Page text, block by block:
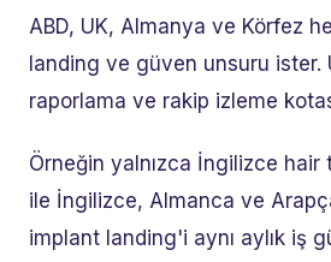
ABD, UK, Almanya ve Körfez
landing ve güven unsuru ister.
raporlama ve rakip izleme
Örneğin yalnızca İngilizce hair
ile İngilizce, Almanca ve
implant landing'i aynı aylık iş